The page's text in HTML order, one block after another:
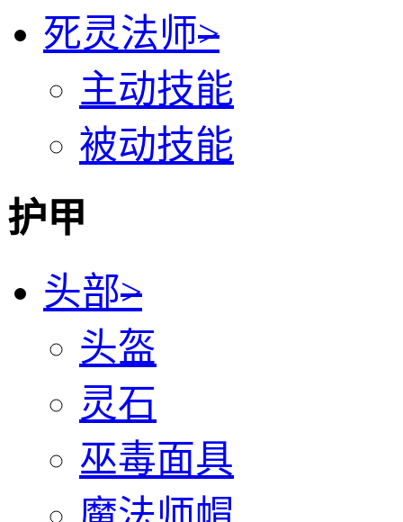
死灵法师>
主动技能
被动技能
护甲
头部>
头盔
灵石
巫毒面具